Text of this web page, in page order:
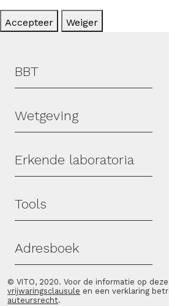
Accepteer Weiger
Hoofdmenu
BBT
Wetgeving
Erkende laboratoria
Tools
Adresboek
© VITO, 2020. Voor de informatie op
vrijwaringsclausule en een verklaring
auteursrecht.